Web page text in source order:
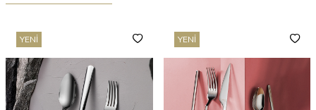
YENI YENI